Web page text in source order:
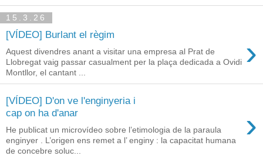
15.3.26
[VÍDEO] Burlant el règim ›
Aquest divendres anant a visitar una empresa al Prat de
Llobregat vaig passar casualment per la plaça dedicada a Ovidi
Montllor, el cantant ...
[VÍDEO] D'on ve l'enginyeria i
cap on ha d'anar
›
He publicat un microvídeo sobre l’etimologia de la paraula
enginyer . L’origen ens remet a l’ enginy : la capacitat humana
de concebre soluc...